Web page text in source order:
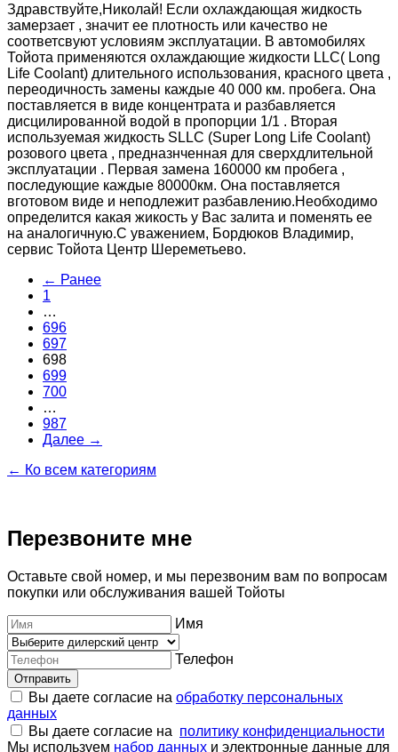
Здравствуйте,Николай! Если охлаждающая жидкость
замерзает , значит ее плотность или качество не
соответсвуют условиям эксплуатации. В автомобилях
Тойота применяются охлаждающие жидкости LLC( Long
Life Coolant) длительного использования, красного цвета ,
переодичность замены каждые 40 000 км. пробега. Она
поставляется в виде концентрата и разбавляется
дисцилированной водой в пропорции 1/1 . Вторая
используемая жидкость SLLC (Super Long Life Coolant)
розового цвета , предназнченная для сверхдлительной
эксплуатации . Первая замена 160000 км пробега ,
последующие каждые 80000км. Она поставляется
вготовом виде и неподлежит разбавлению.Необходимо
определится какая жикость у Вас залита и поменять ее
на аналогичную.С уважением, Бордюков Владимир,
сервис Тойота Центр Шереметьево.
← Ранее
1
…
696
697
698
699
700
…
987
Далее →
← Ко всем категориям
Перезвоните мне
Оставьте свой номер, и мы перезвоним вам по вопросам
покупки или обслуживания вашей Тойоты
Имя
Телефон
Отправить
Вы даете согласие на обработку персональных
данных
Вы даете согласие на политику конфиденциальности
Мы используем набор данных и электронные данные для